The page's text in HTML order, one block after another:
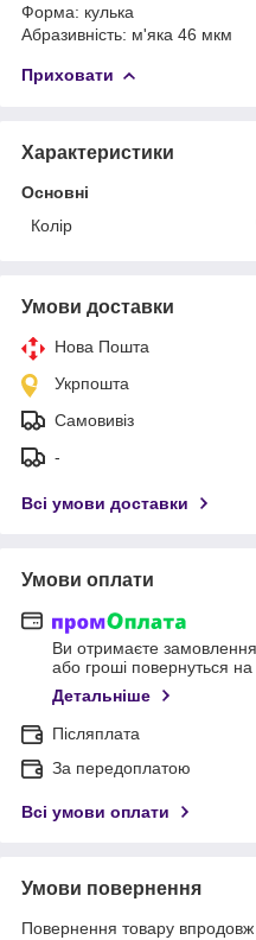
Форма: кулька
Абразивність: м'яка 46 мкм
Приховати
Характеристики
Основні
Колір
Умови доставки
Нова Пошта
Укрпошта
Самовивіз
-
Всі умови доставки
Умови оплати
Ви отримаєте замовлення
або гроші повернуться
Детальніше
Післяплата
За передоплатою
Всі умови оплати
Умови повернення
Повернення товару впродовж